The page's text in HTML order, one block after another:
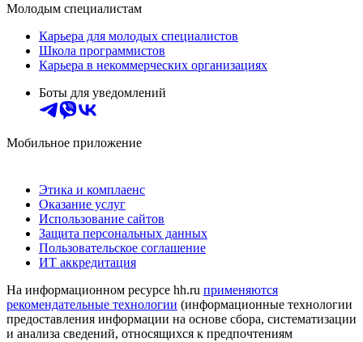
Молодым специалистам
Карьера для молодых специалистов
Школа программистов
Карьера в некоммерческих организациях
Боты для уведомлений
Мобильное приложение
Этика и комплаенс
Оказание услуг
Использование сайтов
Защита персональных данных
Пользовательское соглашение
ИТ аккредитация
На информационном ресурсе hh.ru применяются
рекомендательные технологии (информационные технологии
предоставления информации на основе сбора, систематизации
и анализа сведений, относящихся к предпочтениям